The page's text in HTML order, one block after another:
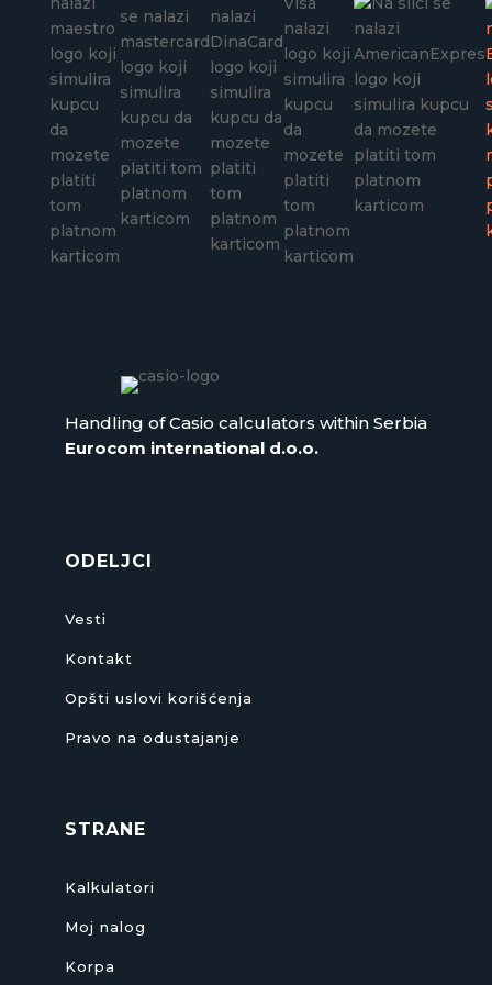
Handling of Casio calculators within Serbia
Eurocom international d.o.o.
ODELJCI
Vesti
Kontakt
Opšti uslovi korišćenja
Pravo na odustajanje
STRANE
Kalkulatori
Moj nalog
Korpa